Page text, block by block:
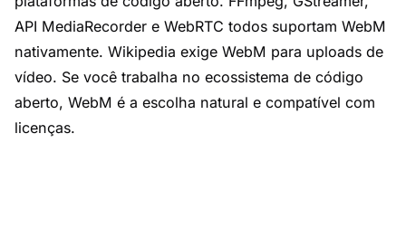
API MediaRecorder e WebRTC todos suportam WebM
nativamente. Wikipedia exige WebM para uploads de
vídeo. Se você trabalha no ecossistema de código
aberto, WebM é a escolha natural e compatível com
licenças.